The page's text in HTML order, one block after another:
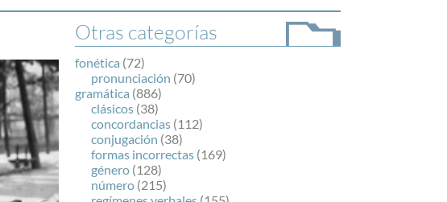
la Agencia Efe y la Real Academia Española,
cuyo objetivo es colaborar con el buen uso del
español en los medios de comunicación y en
Internet.
Otras categorías
fonética (72)
pronunciación (70)
gramática (886)
clásicos (38)
concordancias (112)
conjugación (38)
formas incorrectas (169)
género (128)
número (215)